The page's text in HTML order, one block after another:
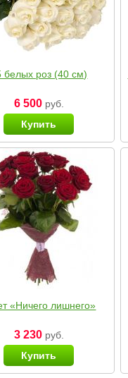
белых роз (40 см)
6 500руб.
Купить
«Ничего лишнего»
3 230руб.
Купить